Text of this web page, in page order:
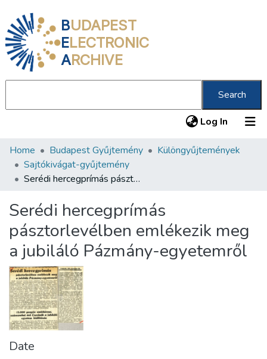
BUDAPEST
ELECTRONIC
ARCHIVE
Search
Log In (current)
Communities & Collections
All of DSpace
About us
Home Budapest Gyűjtemény
Különgyűjtemények
Sajtókivágat-gyűjtemény
Serédi hercegprímás pásztorlevélben emlékezik meg a jubiláló Pázmány-egyetemről
Serédi hercegprímás
pásztorlevélben emlékezik meg
a jubiláló Pázmány-egyetemről
Date